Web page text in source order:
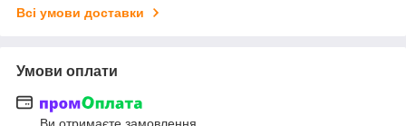
Всі умови доставки
Умови оплати